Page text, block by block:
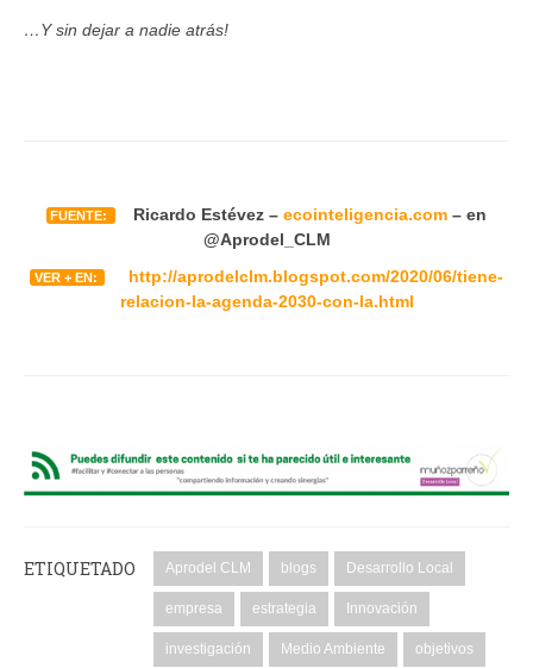
…Y sin dejar a nadie atrás!
FUENTE: Ricardo Estévez –ecointeligencia.com – en
@Aprodel_CLM
VER + EN:
http://aprodelclm.blogspot.com/2020/06/tiene-
relacion-la-agenda-2030-con-la.html
ETIQUETADO Aprodel CLM blogs Desarrollo Local
empresa estrategia Innovación
investigación Medio Ambiente objetivos